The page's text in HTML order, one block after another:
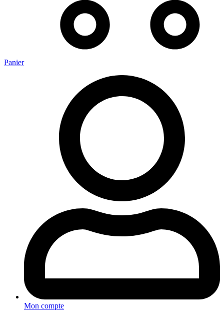
Panier
Mon compte